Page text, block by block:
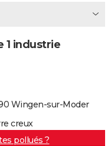
1 industrie
Wingen-sur-Moder
creux
pollués ?